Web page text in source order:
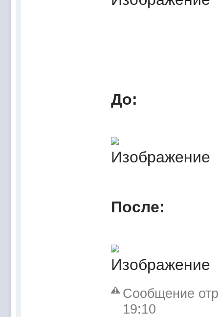
До:
После:
Сообщение
19:10